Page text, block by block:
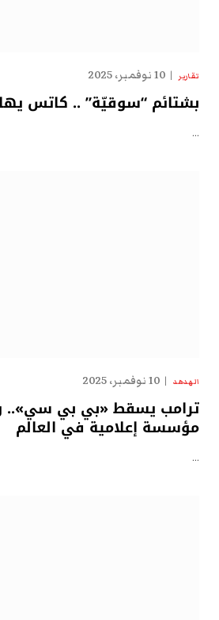
تقارير 10 نوفمبر، 2025
بشتائم “سوقيّة” .. كاتس
…
الهدهد 10 نوفمبر، 2025
ترامب يسقط «بي بي سي»..
مؤسسة إعلامية في العالم
…